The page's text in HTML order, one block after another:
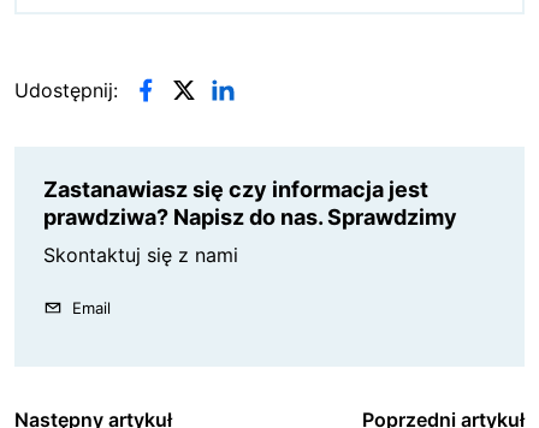
Udostępnij:
Zastanawiasz się czy informacja jest
prawdziwa? Napisz do nas. Sprawdzimy
Skontaktuj się z nami
Email
Następny artykuł Poprzedni artykuł